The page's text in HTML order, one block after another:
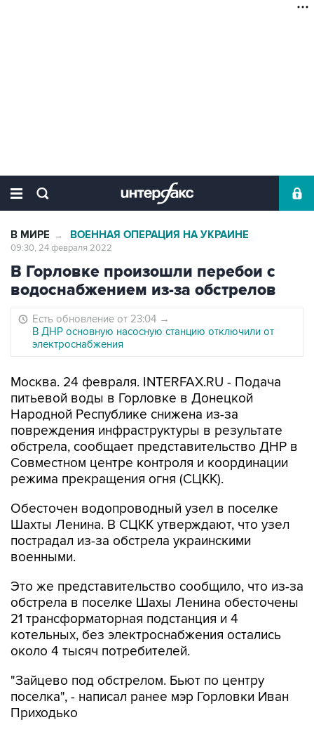
В МИРЕ → ВОЕННАЯ ОПЕРАЦИЯ НА УКРАИНЕ
09:30, 24 февраля 2022
В Горловке произошли перебои с
водоснабжением из-за обстрелов
Есть обновление от 23:04 →
В ДНР основную насосную станцию отключили от
электроснабжения
Москва. 24 февраля. INTERFAX.RU - Подача
питьевой воды в Горловке в Донецкой
Народной Республике снижена из-за
повреждения инфраструктуры в результате
обстрела, сообщает представительство ДНР в
Совместном центре контроля и координации
режима прекращения огня (СЦКК).
Обесточен водопроводный узел в поселке
Шахты Ленина. В СЦКК утверждают, что узел
пострадал из-за обстрела украинскими
военными.
Это же представительство сообщило, что из-за
обстрела в поселке Шахы Ленина обесточены
21 трансформаторная подстанция и 4
котельных, без электроснабжения остались
около 4 тысяч потребителей.
"Зайцево под обстрелом. Бьют по центру
поселка", - написал ранее мэр Горловки Иван
Приходько